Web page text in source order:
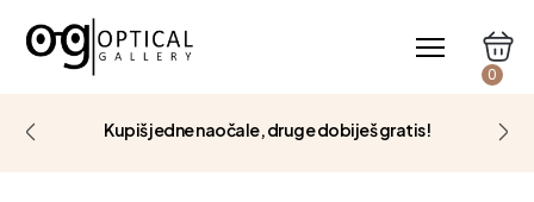
0
Kupiš jedne naočale, druge dobiješ gratis!